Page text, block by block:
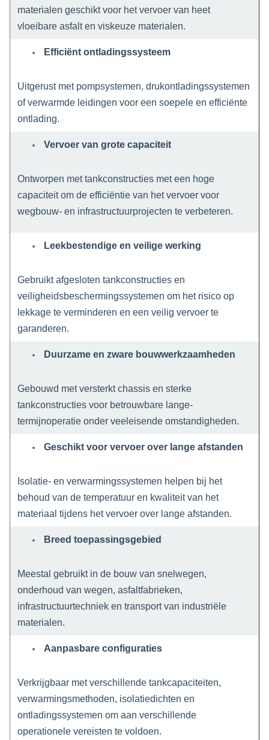
materialen geschikt voor het vervoer van heet
vloeibare asfalt en viskeuze materialen.
Efficiënt ontladingssysteem
Uitgerust met pompsystemen, drukontladingssystemen
of verwarmde leidingen voor een soepele en efficiënte
ontlading.
Vervoer van grote capaciteit
Ontworpen met tankconstructies met een hoge
capaciteit om de efficiëntie van het vervoer voor
wegbouw- en infrastructuurprojecten te verbeteren.
Leekbestendige en veilige werking
Gebruikt afgesloten tankconstructies en
veiligheidsbeschermingssystemen om het risico op
lekkage te verminderen en een veilig vervoer te
garanderen.
Duurzame en zware bouwwerkzaamheden
Gebouwd met versterkt chassis en sterke
tankconstructies voor betrouwbare lange-
termijnoperatie onder veeleisende omstandigheden.
Geschikt voor vervoer over lange afstanden
Isolatie- en verwarmingssystemen helpen bij het
behoud van de temperatuur en kwaliteit van het
materiaal tijdens het vervoer over lange afstanden.
Breed toepassingsgebied
Meestal gebruikt in de bouw van snelwegen,
onderhoud van wegen, asfaltfabrieken,
infrastructuurtechniek en transport van industriële
materialen.
Aanpasbare configuraties
Verkrijgbaar met verschillende tankcapaciteiten,
verwarmingsmethoden, isolatiedichten en
ontladingssystemen om aan verschillende
operationele vereisten te voldoen.